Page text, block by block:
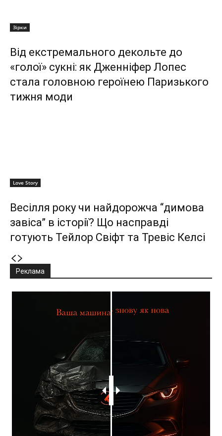
Зірки
Від екстремального декольте до
«голої» сукні: як Дженніфер Лопес
стала головною героїнею Паризького
тижня моди
Love Story
Весілля року чи найдорожча “димова
завіса” в історії? Що насправді
готують Тейлор Свіфт та Тревіс Келсі
Реклама